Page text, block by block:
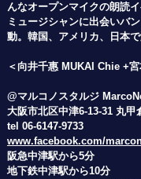
んなオープンマイクの朗読
ミュージシャンに出会いバ
動。 韓国、アメリカ、日本で
＜向井千惠 MUKAI Chie +
@マルコノスタルジ
大阪市北区中津6-13-31 丸甲
tel 06-6147-9733
www.facebook.com/
阪急中津駅から5分
地下鉄中津駅から10分